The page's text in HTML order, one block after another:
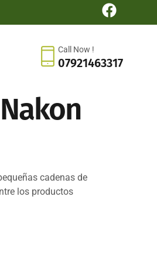
Call Now !
07921463317
cadenas de
los productos